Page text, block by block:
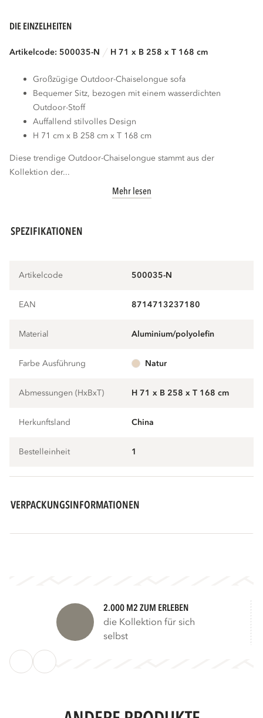
DIE EINZELHEITEN
Artikelcode: 500035-N H 71 x B 258 x T 168 cm
Großzügige Outdoor-Chaiselongue sofa
Bequemer Sitz, bezogen mit einem wasserdichten
Outdoor-Stoff
Auffallend stilvolles Design
H 71 cm x B 258 cm x T 168 cm
Diese trendige Outdoor-Chaiselongue stammt aus der
Kollektion der...
Mehr lesen
SPEZIFIKATIONEN
Artikelcode 500035-N
EAN 8714713237180
Material aluminium/polyolefin
Farbe Ausführung natur
Abmessungen (HxBxT) H 71 x B 258 x T 168 cm
Herkunftsland China
Bestelleinheit 1
VERPACKUNGSINFORMATIONEN
2.000 M2 ZUM ERLEBEN
die Kollektion für sich
selbst